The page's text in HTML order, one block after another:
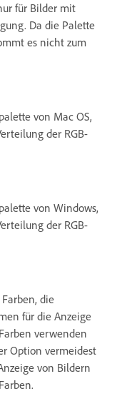
für Bilder mit
Da die Palette
es nicht zum
von Mac OS,
der RGB-
von Windows,
der RGB-
die
für die Anzeige
verwenden
Option vermeidest
von Bildern